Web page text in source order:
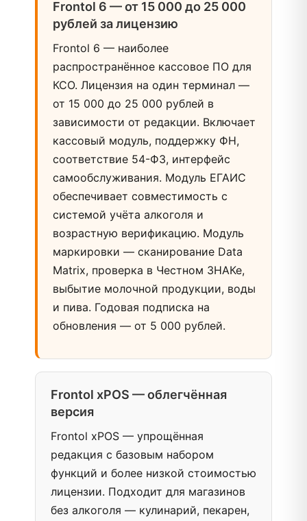
Frontol 6 — от 15 000 до 25 000
рублей за лицензию
Frontol 6 — наиболее
распространённое кассовое ПО для
КСО. Лицензия на один терминал —
от 15 000 до 25 000 рублей в
зависимости от редакции. Включает
кассовый модуль, поддержку ФН,
соответствие 54-ФЗ, интерфейс
самообслуживания. Модуль ЕГАИС
обеспечивает совместимость с
системой учёта алкоголя и
возрастную верификацию. Модуль
маркировки — сканирование Data
Matrix, проверка в Честном ЗНАКе,
выбытие молочной продукции, воды
и пива. Годовая подписка на
обновления — от 5 000 рублей.
Frontol xPOS — облегчённая
версия
Frontol xPOS — упрощённая
редакция с базовым набором
функций и более низкой стоимостью
лицензии. Подходит для магазинов
без алкоголя — кулинарий, пекарен,